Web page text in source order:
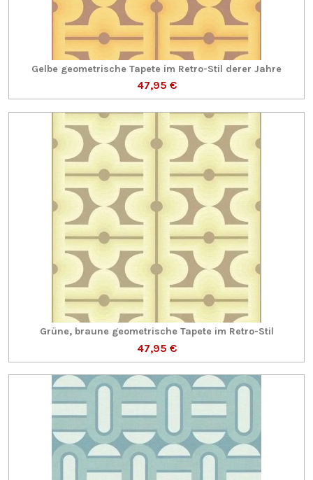
Gelbe geometrische Tapete im Retro-Stil derer Jahre
47,95 €
Grüne, braune geometrische Tapete im Retro-Stil
47,95 €